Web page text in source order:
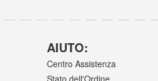
AIUTO:
Centro Assistenza